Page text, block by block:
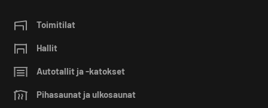
Toimitilat
Hallit
Autotallit ja -katokset
Pihasaunat ja ulkosaunat